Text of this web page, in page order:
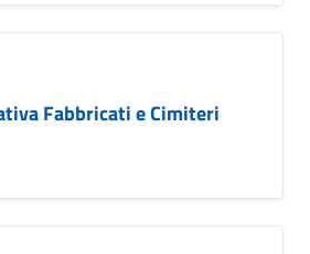
Fabbricati e Cimiteri